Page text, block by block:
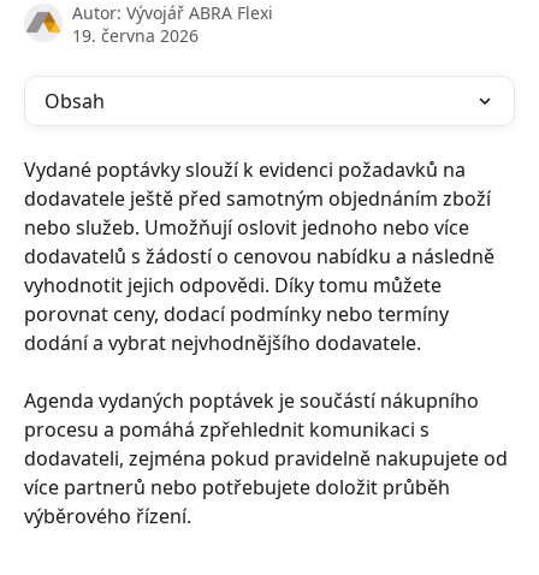
Autor: Vývojář ABRA Flexi
19. června 2026
Obsah
Vydané poptávky slouží k evidenci požadavků na
dodavatele ještě před samotným objednáním zboží
nebo služeb. Umožňují oslovit jednoho nebo více
dodavatelů s žádostí o cenovou nabídku a následně
vyhodnotit jejich odpovědi. Díky tomu můžete
porovnat ceny, dodací podmínky nebo termíny
dodání a vybrat nejvhodnějšího dodavatele.
Agenda vydaných poptávek je součástí nákupního
procesu a pomáhá zpřehlednit komunikaci s
dodavateli, zejména pokud pravidelně nakupujete od
více partnerů nebo potřebujete doložit průběh
výběrového řízení.